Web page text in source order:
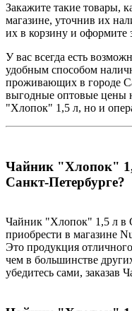
Закажите такие товары,
магазине, уточнив их
их в корзину и оформите
У вас всегда есть
удобным способом
проживающих в городе
выгодные оптовые цены
"Хлопок" 1,5 л, но и
Чайник "Хлопок"
Санкт-Петербурге?
Чайник "Хлопок" 1,5 л в
приобрести в магазине
Это продукция
чем в большинстве
убедитесь сами,